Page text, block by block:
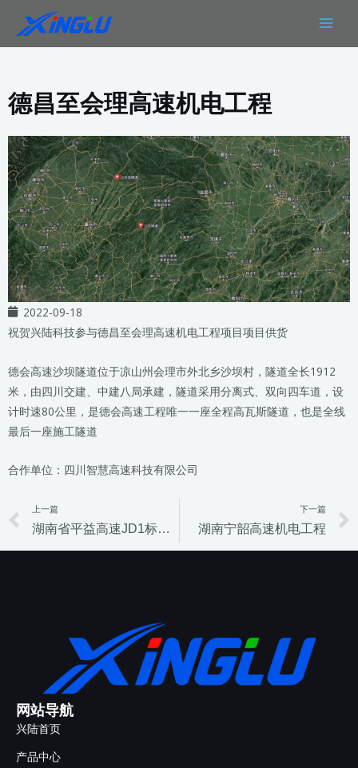
内
德昌至会理高速机电工程
2022-09-18
祝贺兴陆科技参与德昌至会理高速机电工程项目项目供货
德会高速沙坝隧道位于凉山州会理市外北乡沙坝村，隧道全长1912
米，由四川交建、中建八局承建，隧道采用分离式、双向四车道，设
计时速80公里，是德会高速工程唯一一座全程高瓦斯隧道，也是全线
最后一座施工隧道
合作单位：四川智慧高速科技有限公司
Prev
上一篇
湖南省平益高速JD1标项目
下一篇
湖南宁韶高速机电工程
网站导航
兴陆首页
产品中心